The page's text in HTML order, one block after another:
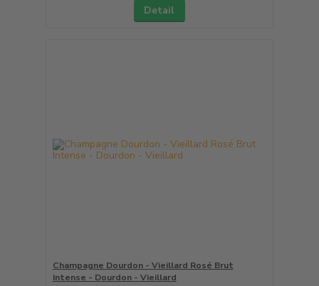
Detail
Champagne Dourdon - Vieillard Rosé Brut
Intense - Dourdon - Vieillard